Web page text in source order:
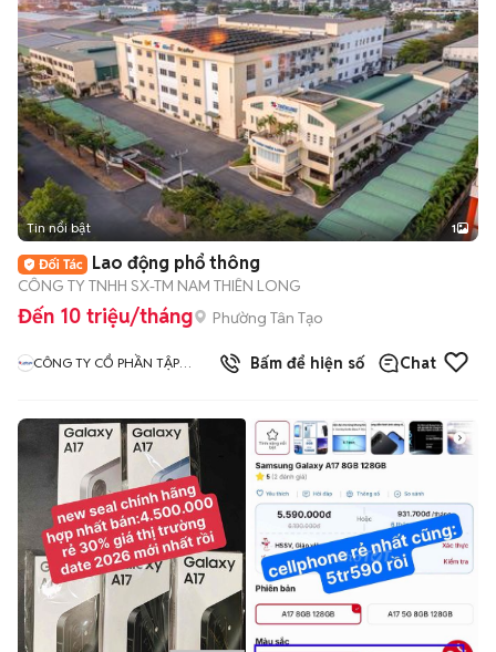
Tin nổi bật 1
Lao động phổ thông
CÔNG TY TNHH SX-TM NAM THIÊN LONG
Đến 10 triệu/tháng Phường Tân Tạo
CÔNG TY CỔ PHẦN TẬP
1đã bán
Bấm để hiện số Chat